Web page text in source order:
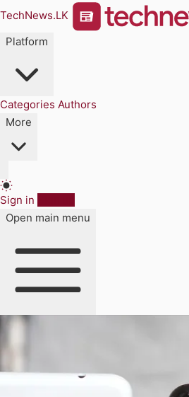
TechNews.LK
Platform
Categories Authors
More
Sign in
Open main menu